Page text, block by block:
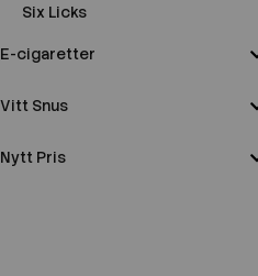
Six Licks
E-cigaretter
Vitt Snus
Nytt Pris